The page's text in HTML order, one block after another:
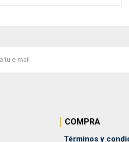
COMPRA
Términos y